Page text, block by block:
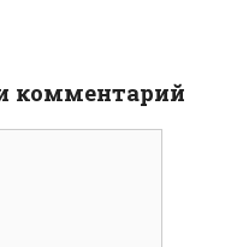
комментарий